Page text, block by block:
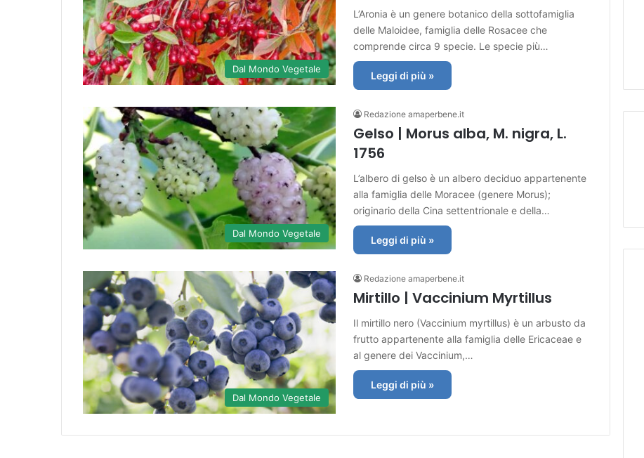
Dal Mondo Vegetale
L’Aronia è un genere botanico della sottofamiglia
delle Maloidee, famiglia delle Rosacee che
comprende circa 9 specie. Le specie più…
Leggi di più »
Dal Mondo Vegetale
Redazione amaperbene.it
Gelso | Morus alba, M. nigra, L.
1756
L’albero di gelso è un albero deciduo appartenente
alla famiglia delle Moracee (genere Morus);
originario della Cina settentrionale e della…
Leggi di più »
Dal Mondo Vegetale
Redazione amaperbene.it
Mirtillo | Vaccinium Myrtillus
Il mirtillo nero (Vaccinium myrtillus) è un arbusto da
frutto appartenente alla famiglia delle Ericaceae e
al genere dei Vaccinium,…
Leggi di più »